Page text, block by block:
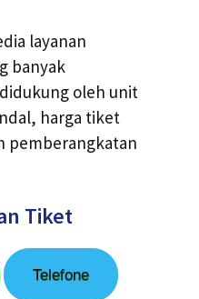
layanan
banyak
oleh unit
harga tiket
pemberangkatan
Tiket
Telefone